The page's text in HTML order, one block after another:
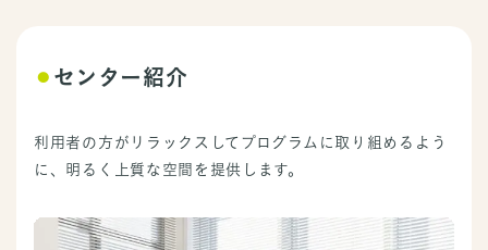
⚫︎センター紹介
利用者の方がリラックスしてプログラムに取り組めるよう
に、明るく上質な空間を提供します。